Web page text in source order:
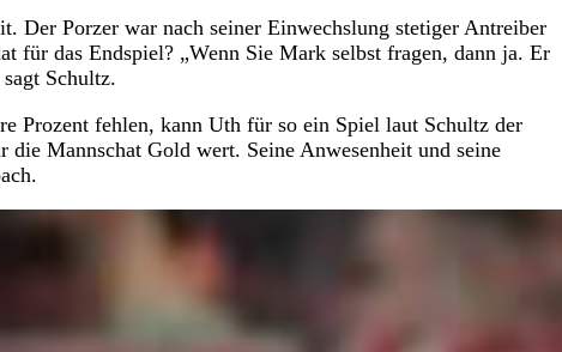
Der Porzer war nach seiner Einwechslung stetiger Antreiber
für das Endspiel? „Wenn Sie Mark selbst fragen, dann ja. Er
Schultz.
Prozent fehlen, kann Uth für so ein Spiel laut Schultz der
die Mannschat Gold wert. Seine Anwesenheit und seine